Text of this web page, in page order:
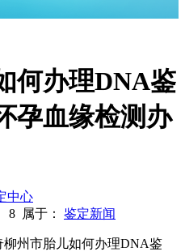
何办理DNA鉴
孕血缘检测办
中心
8 属于： 鉴定新闻
柳州市胎儿如何办理DNA鉴